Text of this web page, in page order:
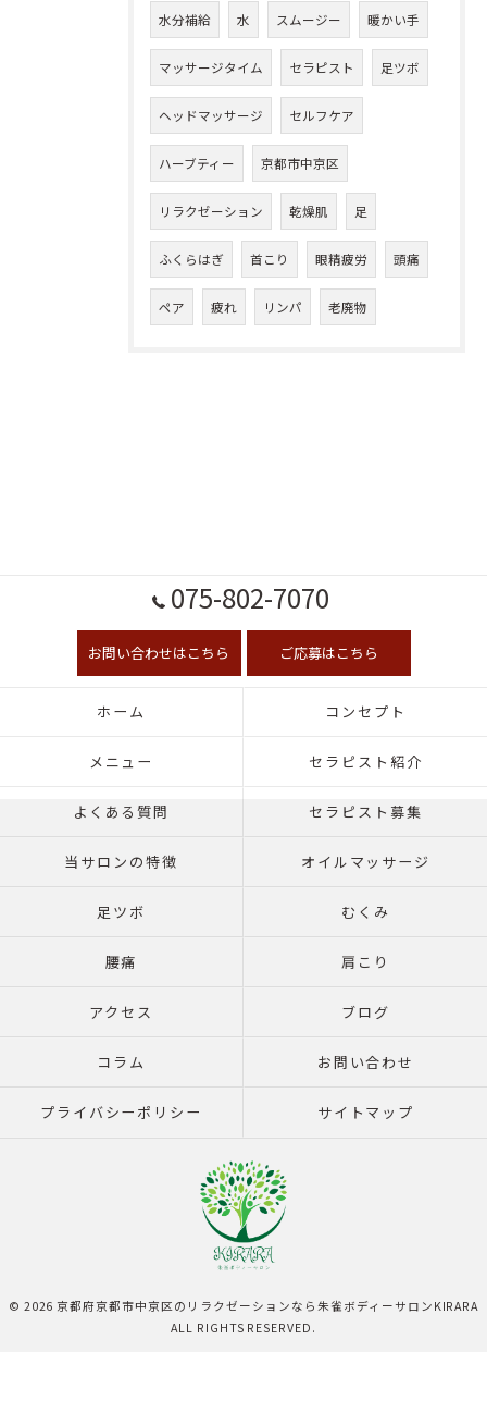
水分補給 水 スムージー 暖かい手
マッサージタイム セラピスト 足ツボ
ヘッドマッサージ セルフケア
ハーブティー 京都市中京区
リラクゼーション 乾燥肌 足
ふくらはぎ 首こり 眼精疲労 頭痛
ペア 疲れ リンパ 老廃物
075-802-7070
お問い合わせはこちら ご応募はこちら
ホーム コンセプト
メニュー セラピスト紹介
よくある質問 セラピスト募集
当サロンの特徴 オイルマッサージ
足ツボ むくみ
腰痛 肩こり
アクセス ブログ
コラム お問い合わせ
プライバシーポリシー サイトマップ
© 2026 京都府京都市中京区のリラクゼーションなら朱雀ボディーサロンKIRARA
ALL RIGHTS RESERVED.